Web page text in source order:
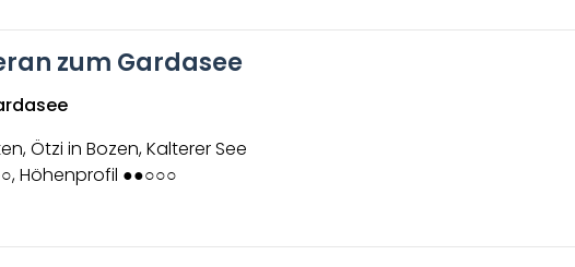
zum Gardasee
Ötzi in Bozen, Kalterer See
Höhenprofil ●●○○○